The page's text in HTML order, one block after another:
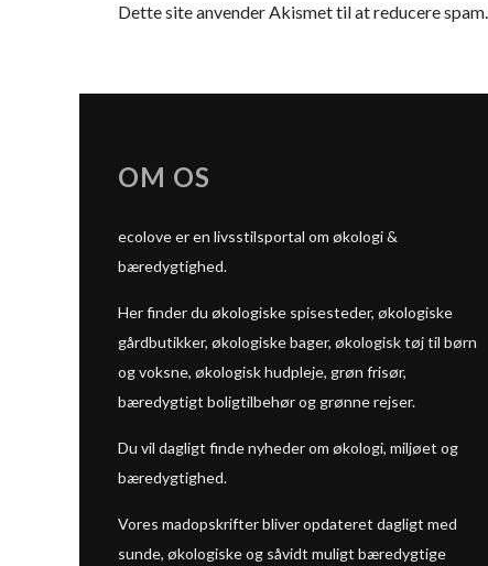
Dette site anvender Akismet til at reducere spam.
OM OS
ecolove er en livsstilsportal om økologi &
bæredygtighed.
Her finder du økologiske spisesteder, økologiske
gårdbutikker, økologiske bager, økologisk tøj til børn
og voksne, økologisk hudpleje, grøn frisør,
bæredygtigt boligtilbehør og grønne rejser.
Du vil dagligt finde nyheder om økologi, miljøet og
bæredygtighed.
Vores madopskrifter bliver opdateret dagligt med
sunde, økologiske og såvidt muligt bæredygtige